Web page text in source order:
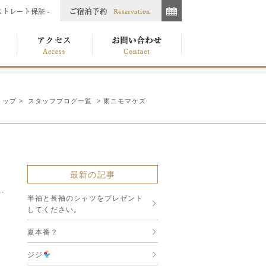
ップ > スタッフブログ一覧 > 雨ニモマケズ
最新の記事
半袖と長袖のシャツをプレゼント
してください。
夏本番？
ジジ